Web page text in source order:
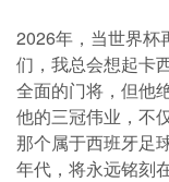
2026年，当世界杯
们，我总会想起卡
全面的门将，但他
他的三冠伟业，不
那个属于西班牙足
年代，将永远铭刻